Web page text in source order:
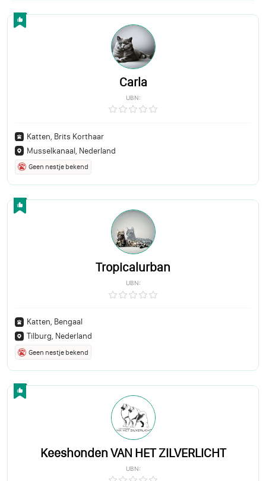
Carla
UBN:
Katten, Brits Korthaar
Musselkanaal, Nederland
Geen nestje bekend
Tropicalurban
UBN:
Katten, Bengaal
Tilburg, Nederland
Geen nestje bekend
Keeshonden VAN HET ZILVERLICHT
UBN: